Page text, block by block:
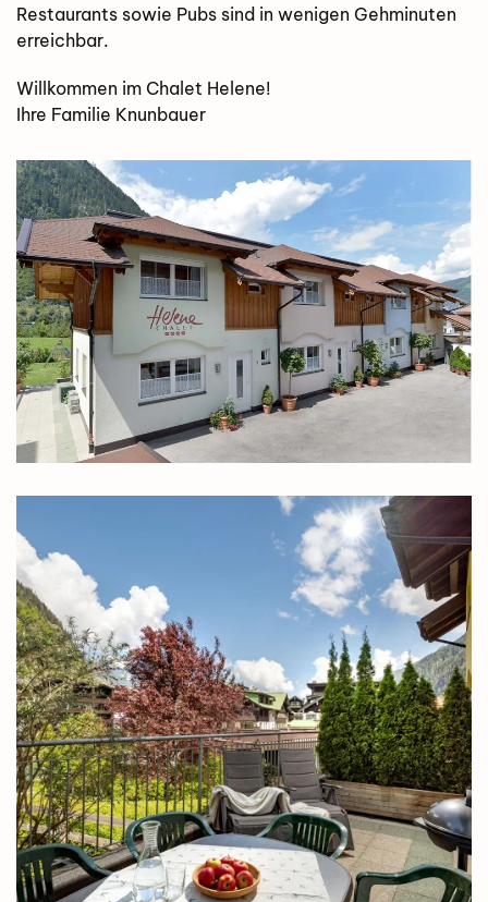
Restaurants sowie Pubs sind in wenigen Gehminuten
erreichbar.
Willkommen im Chalet Helene!
Ihre Familie Knunbauer